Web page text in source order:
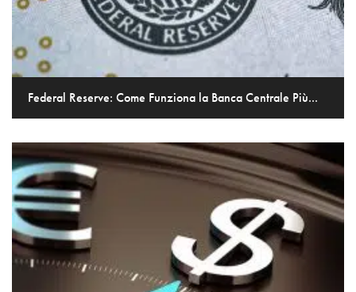
Federal Reserve: Come Funziona la Banca Centrale Più...